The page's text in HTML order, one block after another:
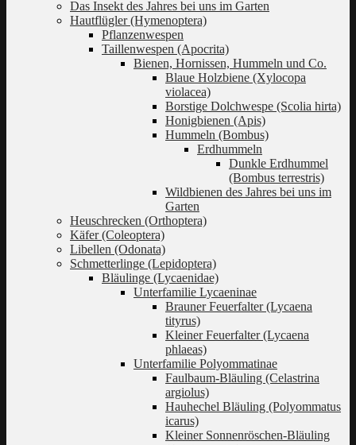
Das Insekt des Jahres bei uns im Garten
Hautflügler (Hymenoptera)
Pflanzenwespen
Taillenwespen (Apocrita)
Bienen, Hornissen, Hummeln und Co.
Blaue Holzbiene (Xylocopa
violacea)
Borstige Dolchwespe (Scolia hirta)
Honigbienen (Apis)
Hummeln (Bombus)
Erdhummeln
Dunkle Erdhummel
(Bombus terrestris)
Wildbienen des Jahres bei uns im
Garten
Heuschrecken (Orthoptera)
Käfer (Coleoptera)
Libellen (Odonata)
Schmetterlinge (Lepidoptera)
Bläulinge (Lycaenidae)
Unterfamilie Lycaeninae
Brauner Feuerfalter (Lycaena
tityrus)
Kleiner Feuerfalter (Lycaena
phlaeas)
Unterfamilie Polyommatinae
Faulbaum-Bläuling (Celastrina
argiolus)
Hauhechel Bläuling (Polyommatus
icarus)
Kleiner Sonnenröschen-Bläuling